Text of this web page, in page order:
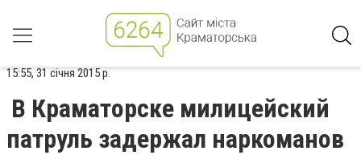
15:55, 31 січня 2015 р.
В Краматорске милицейский
патруль задержал наркоманов